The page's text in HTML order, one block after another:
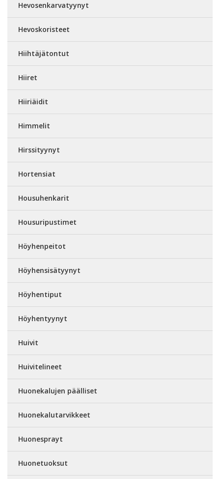
Hevosenkarvatyynyt
Hevoskoristeet
Hiihtäjätontut
Hiiret
Hiiriäidit
Himmelit
Hirssityynyt
Hortensiat
Housuhenkarit
Housuripustimet
Höyhenpeitot
Höyhensisätyynyt
Höyhentiput
Höyhentyynyt
Huivit
Huivitelineet
Huonekalujen päälliset
Huonekalutarvikkeet
Huonesprayt
Huonetuoksut